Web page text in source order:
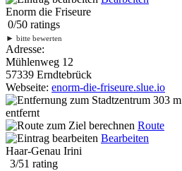
Enorm die Friseure
0/50 ratings
► bitte bewerten
Adresse:
Mühlenweg 12
57339 Erndtebrück
Webseite: enorm-die-friseure.slue.io
303 m
entfernt
Route
Bearbeiten
Haar-Genau Irini
3/51 rating